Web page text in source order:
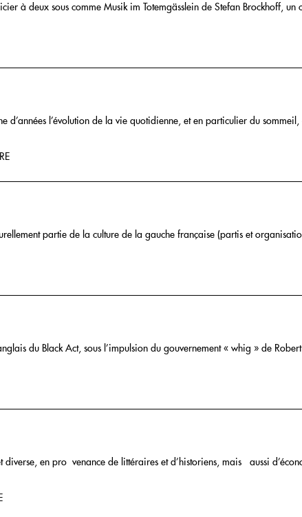
à deux sous comme Musik im Totemgässlein de Stefan Brockhoff, un
d’années l’évolution de la vie quotidienne, et en particulier du sommeil,
partie de la culture de la gauche française (partis et
du Black Act, sous l’impulsion du gouvernement « whig » de
en pro venance de littéraires et d’historiens, mais aussi